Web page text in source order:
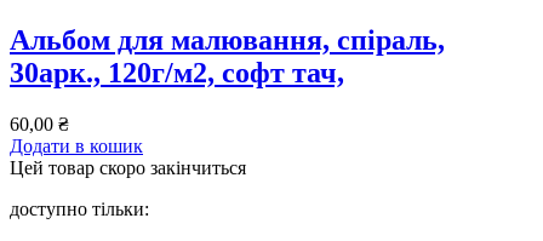
Альбом для малювання, спiраль,
30арк., 120г/м2, софт тач,
60,00 ₴
Додати в кошик
Цей товар скоро закінчиться
доступно тільки: